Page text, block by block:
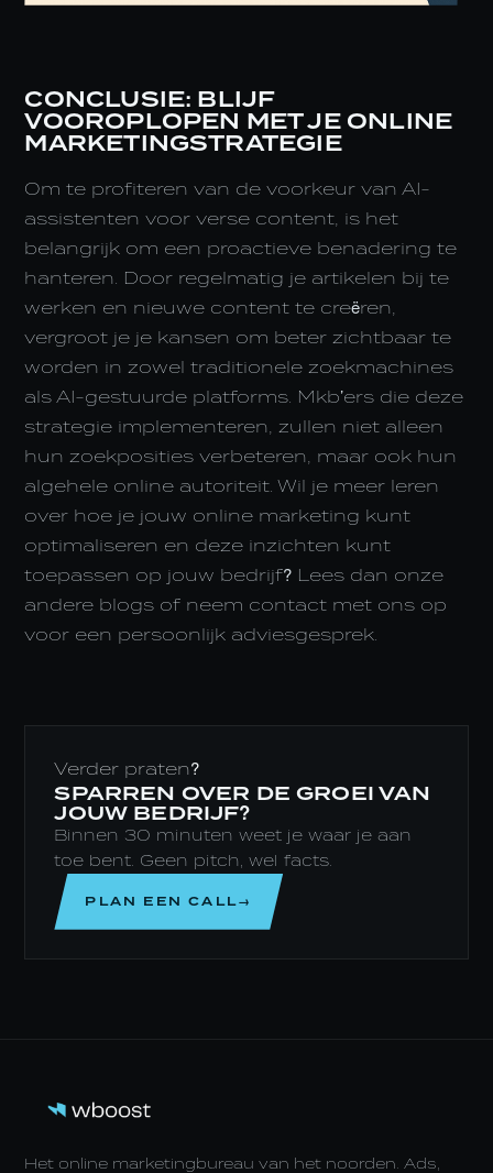
CONCLUSIE: BLIJF
VOOROPLOPEN MET JE ONLINE
MARKETINGSTRATEGIE
Om te profiteren van de voorkeur van AI-
assistenten voor verse content, is het
belangrijk om een proactieve benadering te
hanteren. Door regelmatig je artikelen bij te
werken en nieuwe content te creëren,
vergroot je je kansen om beter zichtbaar te
worden in zowel traditionele zoekmachines
als AI-gestuurde platforms. Mkb’ers die deze
strategie implementeren, zullen niet alleen
hun zoekposities verbeteren, maar ook hun
algehele online autoriteit. Wil je meer leren
over hoe je jouw online marketing kunt
optimaliseren en deze inzichten kunt
toepassen op jouw bedrijf? Lees dan onze
andere blogs of neem contact met ons op
voor een persoonlijk adviesgesprek.
Verder praten?
SPARREN OVER DE GROEI VAN
JOUW BEDRIJF?
Binnen 30 minuten weet je waar je aan
toe bent. Geen pitch, wel facts.
PLAN EEN CALL→
Het online marketingbureau van het noorden. Ads,